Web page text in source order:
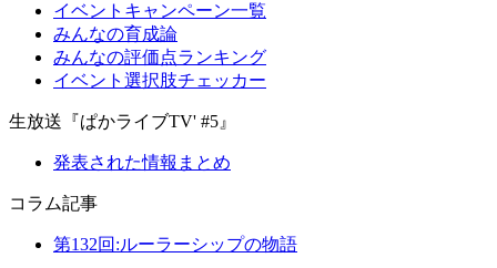
イベントキャンペーン一覧
みんなの育成論
みんなの評価点ランキング
イベント選択肢チェッカー
生放送『ぱかライブTV' #5』
発表された情報まとめ
コラム記事
第132回:ルーラーシップの物語